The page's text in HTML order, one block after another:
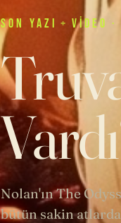
SON YAZI + VIDEO
Nolan'ın The
bütün sakin